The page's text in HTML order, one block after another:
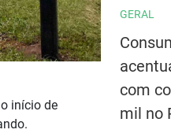
início de
GERAL
com
mil no